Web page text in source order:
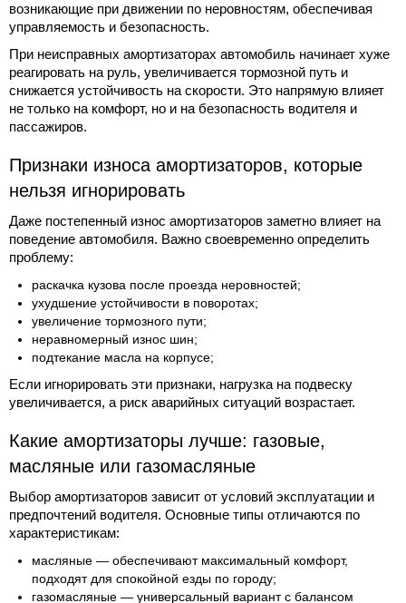
возникающие при движении по неровностям, обеспечивая
управляемость и безопасность.
При неисправных амортизаторах автомобиль начинает хуже
реагировать на руль, увеличивается тормозной путь и
снижается устойчивость на скорости. Это напрямую влияет
не только на комфорт, но и на безопасность водителя и
пассажиров.
Признаки износа амортизаторов, которые
нельзя игнорировать
Даже постепенный износ амортизаторов заметно влияет на
поведение автомобиля. Важно своевременно определить
проблему:
раскачка кузова после проезда неровностей;
ухудшение устойчивости в поворотах;
увеличение тормозного пути;
неравномерный износ шин;
подтекание масла на корпусе;
Если игнорировать эти признаки, нагрузка на подвеску
увеличивается, а риск аварийных ситуаций возрастает.
Какие амортизаторы лучше: газовые,
масляные или газомасляные
Выбор амортизаторов зависит от условий эксплуатации и
предпочтений водителя. Основные типы отличаются по
характеристикам:
масляные — обеспечивают максимальный комфорт,
подходят для спокойной езды по городу;
газомасляные — универсальный вариант с балансом